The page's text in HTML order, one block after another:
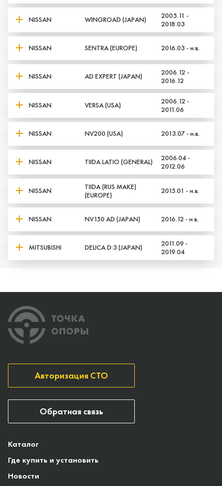
NISSAN WINGROAD (JAPAN)
2005.11 -
2018.03
NISSAN SENTRA (EUROPE) 2016.03 - н.в.
NISSAN AD EXPERT (JAPAN)
2006.12 -
2016.12
NISSAN VERSA (USA)
2006.12 -
2011.06
NISSAN NV200 (USA) 2013.07 - н.в.
NISSAN TIIDA LATIO (GENERAL)
2006.04 -
2012.06
NISSAN
TIIDA (RUS MAKE)
(EUROPE)
2015.01 - н.в.
NISSAN NV150 AD (JAPAN) 2016.12 - н.в.
MITSUBISHI DELICA D:3 (JAPAN)
2011.09 -
2019.04
Каталог
Где купить и установить
Новости
Авторизация СТО
Обратная связь